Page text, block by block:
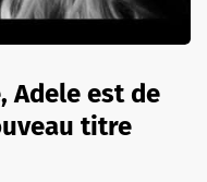
Adele est de
titre